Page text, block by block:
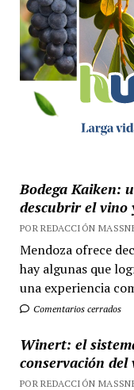
Bodega Kaiken:
descubrir el vino
POR REDACCIÓN
Mendoza ofrece
hay algunas que
una experiencia
Comentarios cerrados
Winert: el
conservación
POR REDACCIÓN